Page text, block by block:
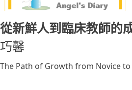
從新鮮人到臨床教師的
巧馨
The Path of Growth from Novice